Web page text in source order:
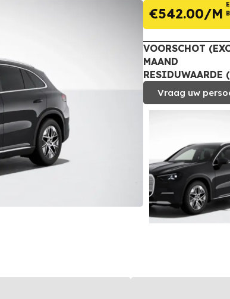
€542.00
VOORSCHOT
MAAND
RESIDUWAARDE
Vraag uw